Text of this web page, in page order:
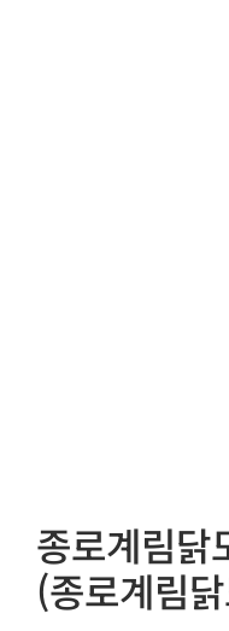
종로계림닭
(종로계림